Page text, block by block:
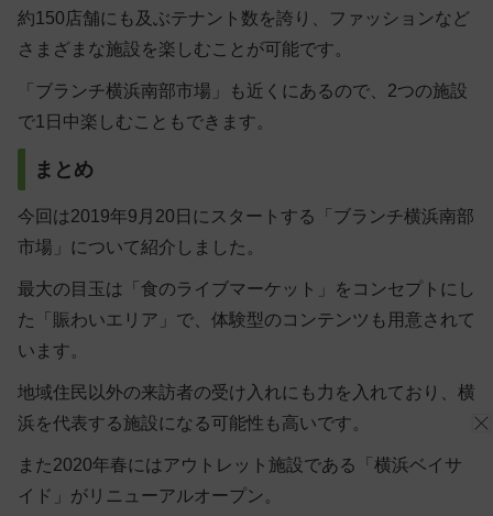
約150店舗にも及ぶテナント数を誇り、ファッションなど
さまざまな施設を楽しむことが可能です。
「ブランチ横浜南部市場」も近くにあるので、2つの施設
で1日中楽しむこともできます。
まとめ
今回は2019年9月20日にスタートする「ブランチ横浜南部
市場」について紹介しました。
最大の目玉は「食のライブマーケット」をコンセプトにし
た「賑わいエリア」で、体験型のコンテンツも用意されて
います。
地域住民以外の来訪者の受け入れにも力を入れており、横
浜を代表する施設になる可能性も高いです。
また2020年春にはアウトレット施設である「横浜ベイサ
イド」がリニューアルオープン。